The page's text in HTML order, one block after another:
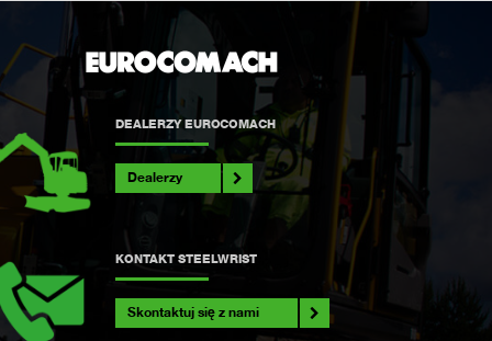
DEALERZY EUROCOMACH
Dealerzy
KONTAKT STEELWRIST
Skontaktuj się z nami